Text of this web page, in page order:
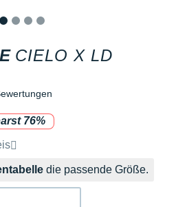
CIELO X LD
76%
der Marke
die passende Größe.